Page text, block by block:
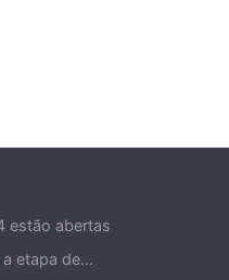
estão abertas
etapa de...